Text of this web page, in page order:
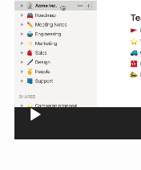
レ
ー
ヤ
ー